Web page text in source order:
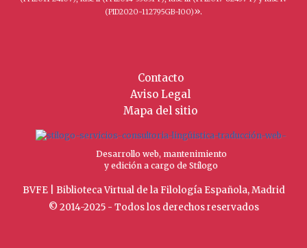
(PID2020-112795GB-I00)».
Contacto
Aviso Legal
Mapa del sitio
Desarrollo web, mantenimiento
y edición a cargo de Stílogo
BVFE | Biblioteca Virtual de la Filología Española, Madrid
© 2014-2025 - Todos los derechos reservados